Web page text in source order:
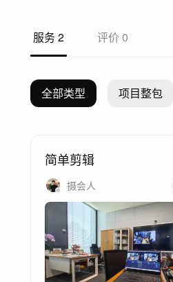
服务2 评价 0
全部类型 项目整包
简单剪辑
摄会人